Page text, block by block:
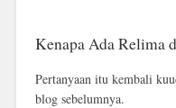
Kenapa Ada Relima
Pertanyaan itu kembali
blog sebelumnya.